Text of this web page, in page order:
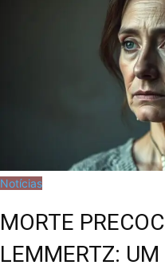
Notícias
MORTE
LEMMERTZ: UM